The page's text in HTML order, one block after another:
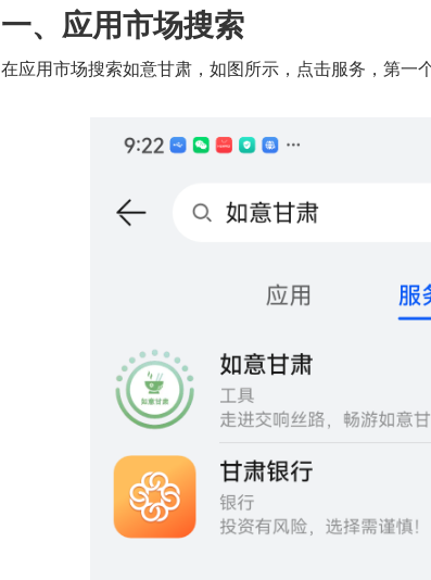
一、应用市场搜索
在应用市场搜索如意甘肃，如图所示，点击服务，第一